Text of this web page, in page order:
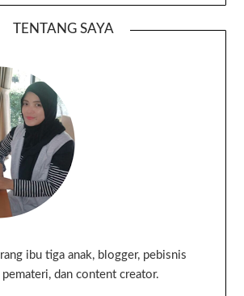
TENTANG SAYA
ibu tiga anak, blogger, pebisnis
dan content creator.